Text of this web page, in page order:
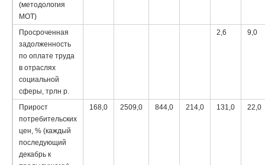
(методология
МОТ)
Просроченная
задолженность
по оплате труда
в отраслях
социальной
сферы, трлн р.
2,6 9,0
Прирост
потребительских
цен, % (каждый
последующий
декабрь к
168,0 2509,0 844,0 214,0 131,0 22,0